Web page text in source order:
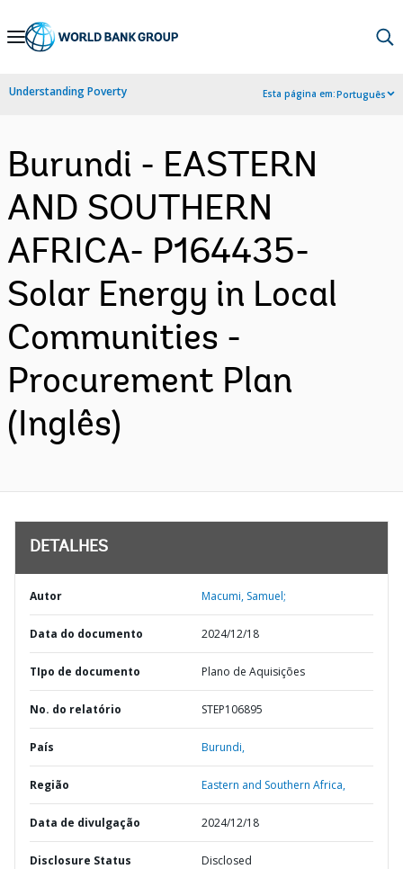
Skip
Navigation
Understanding Poverty Esta página em:Português
Burundi - EASTERN
AND SOUTHERN
AFRICA- P164435-
Solar Energy in Local
Communities -
Procurement Plan
(Inglês)
DETALHES
Autor Macumi, Samuel;
Data do documento 2024/12/18
TIpo de documento Plano de Aquisições
No. do relatório STEP106895
País Burundi,
Região Eastern and Southern Africa,
Data de divulgação 2024/12/18
Disclosure Status Disclosed